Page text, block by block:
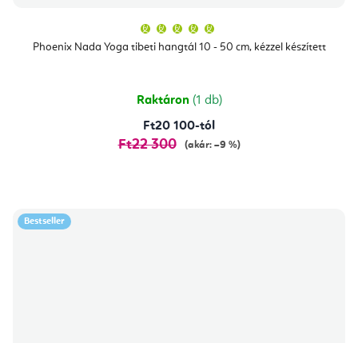
Phoenix Nada Yoga tibeti hangtál 10 - 50 cm, kézzel készített
átlagos
értékelése
csillag.
Raktáron (1 db)
Ft20 100-tól
Ft22 300 (akár: –9 %)
Bestseller